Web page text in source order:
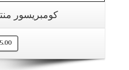
كومبريسور منترا 25 لتر 2